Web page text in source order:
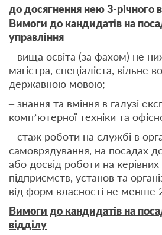
до досягнення нею 3-річного
Вимоги до кандидатів на
управління
– вища освіта (за фахом) не
магістра, спеціаліста, вільне
державною мовою;
– знання та вміння в галузі
комп’ютерної техніки та
– стаж роботи на службі в
самоврядування, на посадах
або досвід роботи на
підприємств, установ та
від форм власності не менше
Вимоги до кандидатів на
відділу